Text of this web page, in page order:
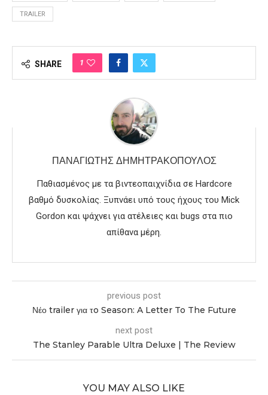
TRAILER
SHARE 1
ΠΑΝΑΓΙΏΤΗΣ ΔΗΜΗΤΡΑΚΌΠΟΥΛΟΣ
Παθιασμένος με τα βιντεοπαιχνίδια σε Hardcore
βαθμό δυσκολίας. Ξυπνάει υπό τους ήχους του Mick
Gordon και ψάχνει για ατέλειες και bugs στα πιο
απίθανα μέρη.
previous post
Νέο trailer για τo Season: A Letter To The Future
next post
The Stanley Parable Ultra Deluxe | The Review
YOU MAY ALSO LIKE